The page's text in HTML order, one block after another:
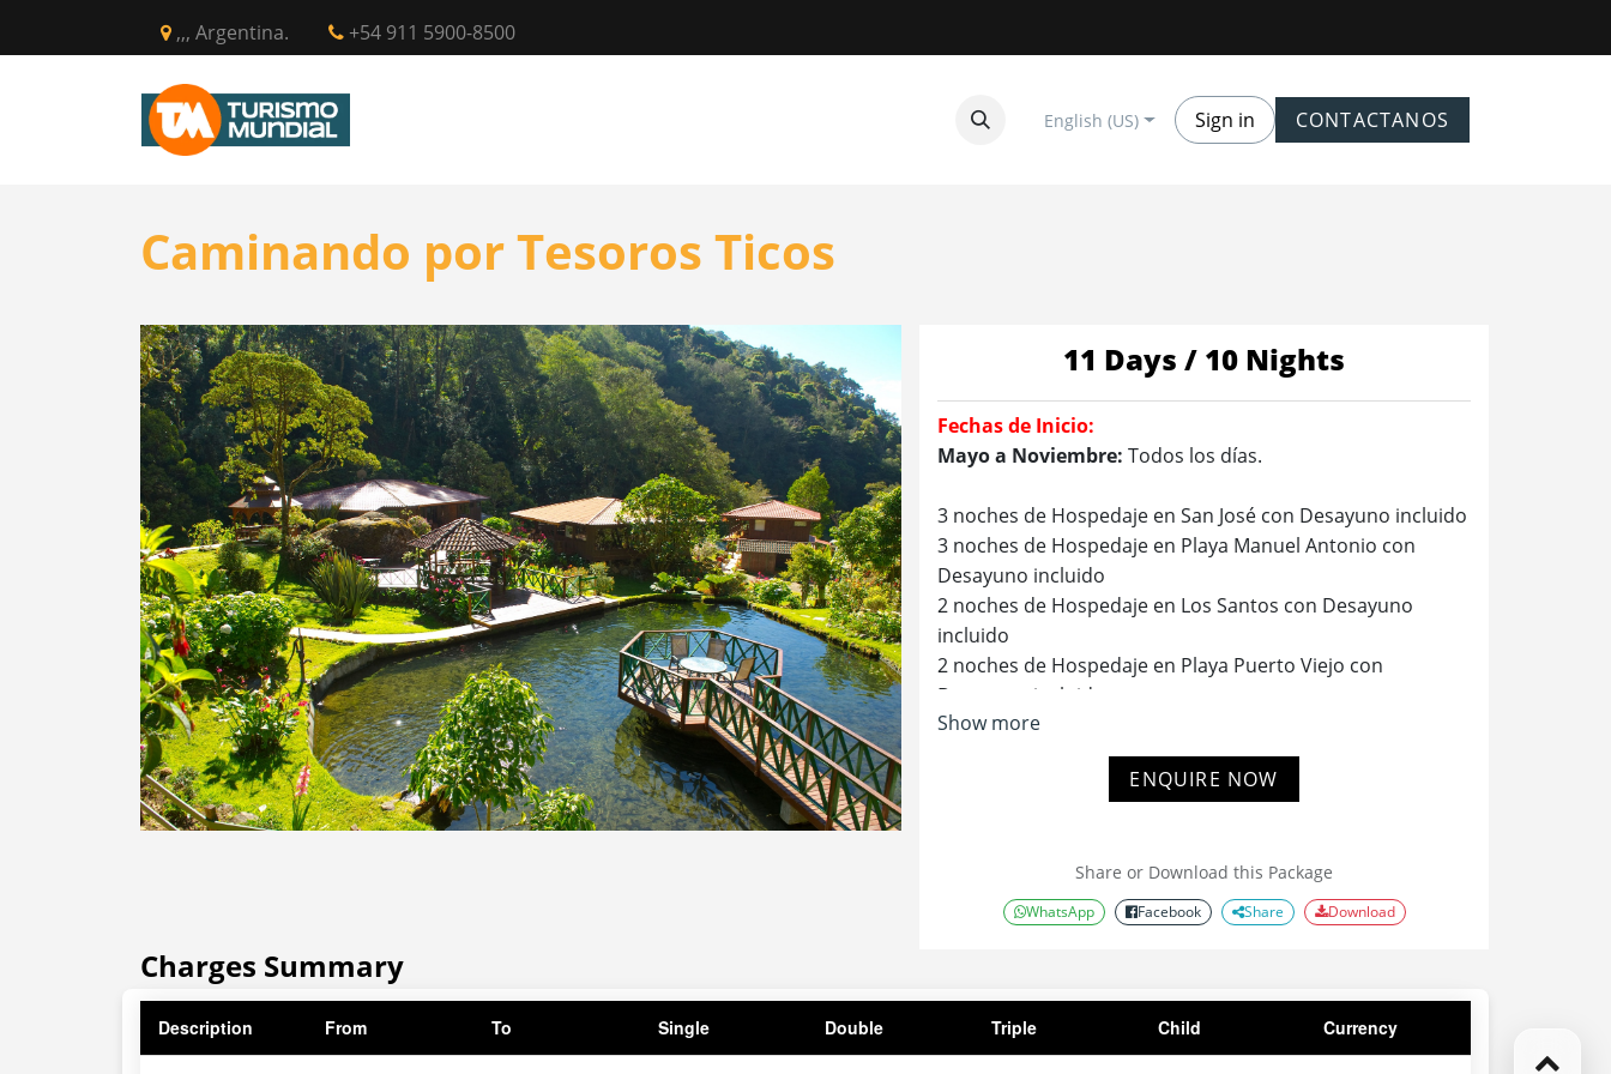
,,, Argentina. +54 911 5900-8500
English (US) Sign in CONTACTANOS
Caminando por Tesoros Ticos
11 Days / 10 Nights
Fechas de Inicio:
Mayo a Noviembre: Todos los días.
3 noches de Hospedaje en San José con Desayuno incluido
3 noches de Hospedaje en Playa Manuel Antonio con
Desayuno incluido
2 noches de Hospedaje en Los Santos con Desayuno
incluido
2 noches de Hospedaje en Playa Puerto Viejo con
Desayuno incluido
Show more
ENQUIRE NOW
Share or Download this Package
WhatsApp Facebook Share Download
Charges Summary
Description From To Single Double Triple Child Currency